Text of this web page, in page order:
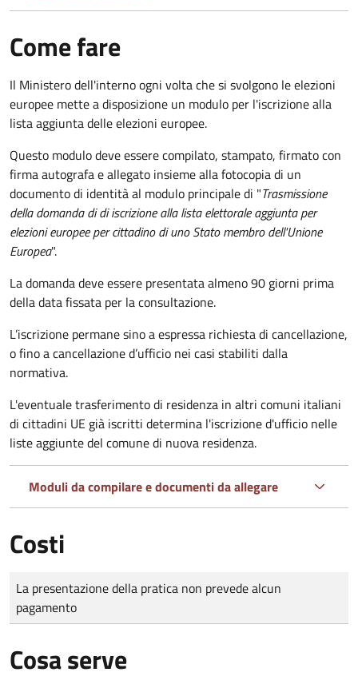
Come fare
Il Ministero dell'interno ogni volta che si svolgono le elezioni
europee mette a disposizione un modulo per l'iscrizione alla
lista aggiunta delle elezioni europee.
Questo modulo deve essere compilato, stampato, firmato con
firma autografa e allegato insieme alla fotocopia di un
documento di identità al modulo principale di "Trasmissione
della domanda di di iscrizione alla lista elettorale aggiunta per
elezioni europee per cittadino di uno Stato membro dell'Unione
Europea".
La domanda deve essere presentata almeno 90 giorni prima
della data fissata per la consultazione.
L’iscrizione permane sino a espressa richiesta di cancellazione,
o fino a cancellazione d’ufficio nei casi stabiliti dalla
normativa.
L'eventuale trasferimento di residenza in altri comuni italiani
di cittadini UE già iscritti determina l'iscrizione d'ufficio nelle
liste aggiunte del comune di nuova residenza.
Moduli da compilare e documenti da allegare
Costi
Tipo di pagamento
Importo
La presentazione della pratica non prevede alcun
pagamento
Cosa serve